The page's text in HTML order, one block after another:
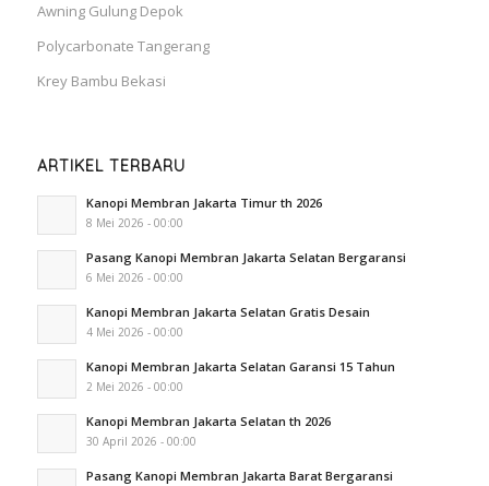
Awning Gulung Depok
Polycarbonate Tangerang
Krey Bambu Bekasi
ARTIKEL TERBARU
Kanopi Membran Jakarta Timur th 2026
8 Mei 2026 - 00:00
Pasang Kanopi Membran Jakarta Selatan Bergaransi
6 Mei 2026 - 00:00
Kanopi Membran Jakarta Selatan Gratis Desain
4 Mei 2026 - 00:00
Kanopi Membran Jakarta Selatan Garansi 15 Tahun
2 Mei 2026 - 00:00
Kanopi Membran Jakarta Selatan th 2026
30 April 2026 - 00:00
Pasang Kanopi Membran Jakarta Barat Bergaransi